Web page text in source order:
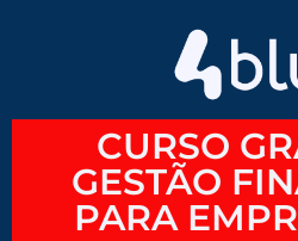
CURSO
GESTÃO
PARA